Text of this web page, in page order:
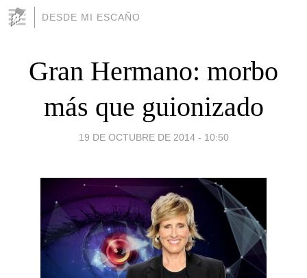
DESDE MI ESCAÑO
Gran Hermano: morbo
más que guionizado
19 DE OCTUBRE DE 2014 - 10:50